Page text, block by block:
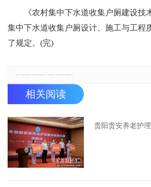
《农村集中下水道收集户厕建设技
集中下水道收集户厕设计、施工与工程
了规定。(完)
相关阅读
贵阳贵安养老护